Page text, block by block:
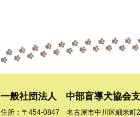
一般社団法人 中部盲導犬協会
住所：〒454-0847 名古屋市中川区細米町